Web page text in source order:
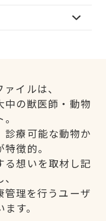
イルは、
中の獣医師・動物
診療可能な動物か
徴的。
る想いを取材し記
管理を行うユーザ
す。